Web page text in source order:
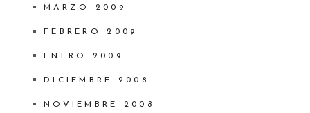
MARZO 2009
FEBRERO 2009
ENERO 2009
DICIEMBRE 2008
NOVIEMBRE 2008